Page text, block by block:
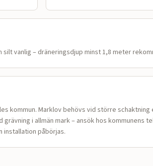
silt vanlig – dräneringsdjup minst 1,8 meter
kommun. Marklov behövs vid större
i allmän mark – ansök hos kommunens
installation påbörjas.